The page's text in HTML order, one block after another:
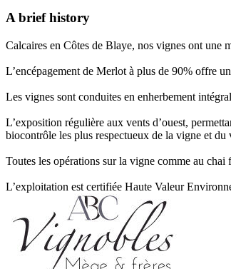
A brief history
Calcaires en Côtes de Blaye, nos vignes ont une
L’encépagement de Merlot à plus de 90% offre
Les vignes sont conduites en enherbement
L’exposition régulière aux vents d’ouest,
biocontrôle les plus respectueux de la vigne et du
Toutes les opérations sur la vigne comme au
L’exploitation est certifiée Haute Valeur